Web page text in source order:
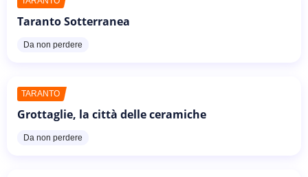
Taranto Sotterranea
Da non perdere
TARANTO
Grottaglie, la città delle ceramiche
Da non perdere